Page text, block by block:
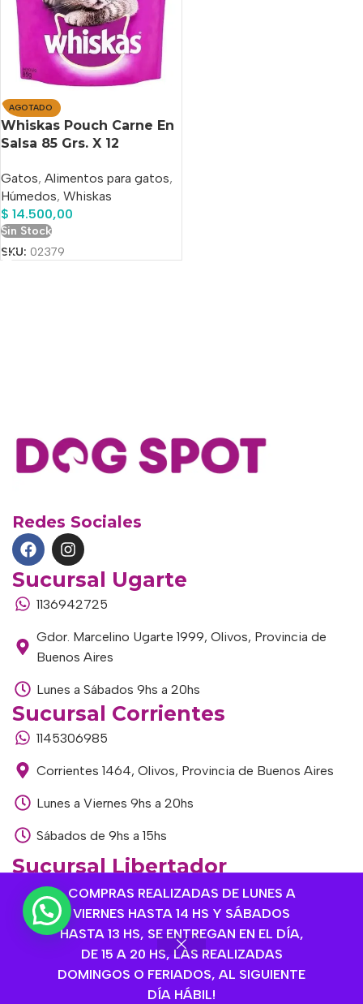
COMPRAS REALIZADAS DE LUNES A
VIERNES HASTA 14 HS Y SÁBADOS
HASTA 13 HS, SE ENTREGAN EN EL DÍA,
DE 15 A 20 HS, LAS REALIZADAS
DOMINGOS O FERIADOS, AL SIGUIENTE
DÍA HÁBIL!
AGOTADO
Whiskas Pouch Carne En
Salsa 85 Grs. X 12
Gatos, Alimentos para gatos,
Húmedos, Whiskas
$ 14.500,00
Sin Stock
SKU: 02379
Redes Sociales
Sucursal Ugarte
1136942725
Gdor. Marcelino Ugarte 1999, Olivos, Provincia de
Buenos Aires
Lunes a Sábados 9hs a 20hs
Sucursal Corrientes
1145306985
Corrientes 1464, Olivos, Provincia de Buenos Aires
Lunes a Viernes 9hs a 20hs
Sábados de 9hs a 15hs
Sucursal Libertador
1168893524
Av. del Libertador 1915, Vte. López, Provincia de
Buenos Aires
Lunes a Viernes de 9hs a 13hs / 16hs a 20hs